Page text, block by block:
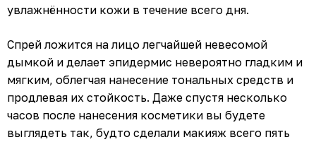
увлажнённости кожи в течение всего дня.
Спрей ложится на лицо легчайшей невесомой
дымкой и делает эпидермис невероятно гладким и
мягким, облегчая нанесение тональных средств и
продлевая их стойкость. Даже спустя несколько
часов после нанесения косметики вы будете
выглядеть так, будто сделали макияж всего пять